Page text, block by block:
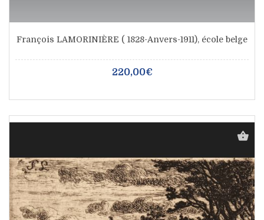
François LAMORINIÈRE ( 1828-Anvers-1911), école belge
220,00€